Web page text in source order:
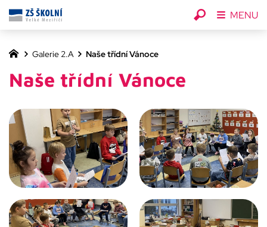
Galerie 2.A Naše třídní Vánoce
Naše třídní Vánoce
MENU